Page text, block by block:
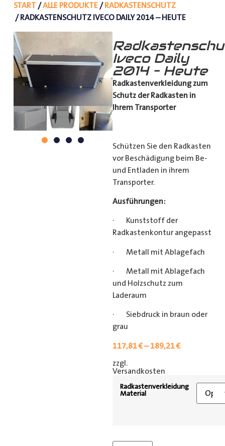
START/ALLE PRODUKTE/RADKASTENSCHUTZ
/ RADKASTENSCHUTZ IVECO DAILY 2014 – HEUTE
Iveco Daily
2014 – Heute
Radkastenverkleidung zum
Schutz der Radkasten in
Ihrem Transporter
Schützen Sie den Radkasten
vor Beschädigung beim Be-
und Entladen in ihrem
Transporter.
Ausführungen:
· Kunststoff der
Radkastenkontur angepasst
· Metall mit Ablagefach
· Metall mit Ablagefach
und Holzschutz zum
Laderaum
· Siebdruck in braun oder
grau
117,81€–189,21€
zzgl.
Versandkosten
Radkastenverkleidung
Material